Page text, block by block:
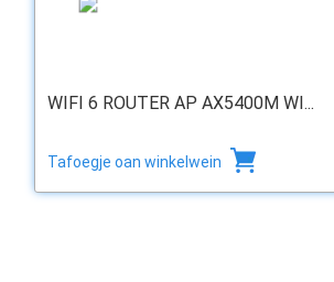
WIFI 6 ROUTER AP AX5400M WI...
Tafoegje oan winkelwein